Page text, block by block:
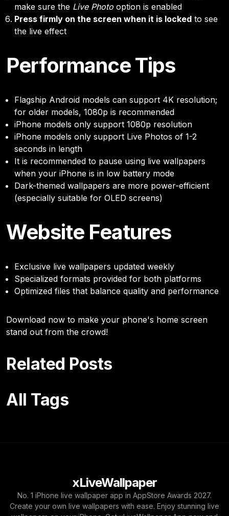
make sure the Live Photo option is enabled
Press firmly on the screen when it is locked to see
the live effect
Performance Tips
Flagship Android models can support 4K resolution;
for older models, 1080p is recommended
iPhone models only support 1080p resolution
iPhone models only support Live Photos of 1-2
seconds in length
It is recommended to pause using live wallpapers
when your iPhone is in low battery mode
Dark-themed wallpapers are more power-efficient
(especially suitable for OLED screens)
Website Features
Exclusive live wallpapers updated weekly
Specialized formats provided for both platforms
Optimized files that balance quality and performance
Download now to make your phone's home screen
stand out from the crowd!
Related Posts
All Tags
xLiveWallpaper
No. 1 iPhone live wallpaper app in AppStore Awards 2027.
Create your own live wallpapers with ease. Enjoy stunning live